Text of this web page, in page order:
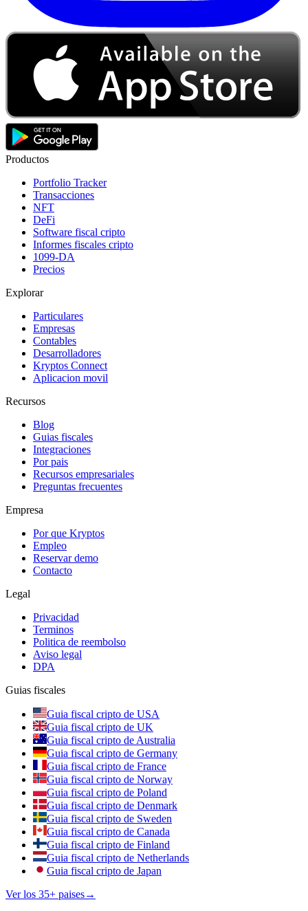
Productos
Portfolio Tracker
Transacciones
NFT
DeFi
Software fiscal cripto
Informes fiscales cripto
1099-DA
Precios
Explorar
Particulares
Empresas
Contables
Desarrolladores
Kryptos Connect
Aplicacion movil
Recursos
Blog
Guias fiscales
Integraciones
Por pais
Recursos empresariales
Preguntas frecuentes
Empresa
Por que Kryptos
Empleo
Reservar demo
Contacto
Legal
Privacidad
Terminos
Politica de reembolso
Aviso legal
DPA
Guias fiscales
Guia fiscal cripto de USA
Guia fiscal cripto de UK
Guia fiscal cripto de Australia
Guia fiscal cripto de Germany
Guia fiscal cripto de France
Guia fiscal cripto de Norway
Guia fiscal cripto de Poland
Guia fiscal cripto de Denmark
Guia fiscal cripto de Sweden
Guia fiscal cripto de Canada
Guia fiscal cripto de Finland
Guia fiscal cripto de Netherlands
Guia fiscal cripto de Japan
Ver los 35+ paises→